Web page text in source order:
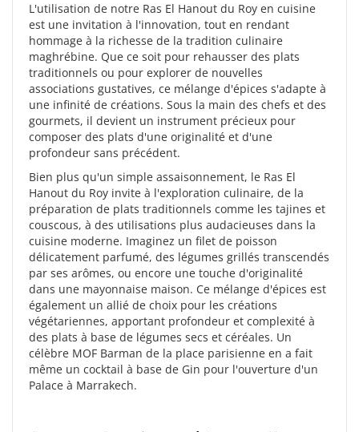
L'utilisation de notre Ras El Hanout du Roy en cuisine
est une invitation à l'innovation, tout en rendant
hommage à la richesse de la tradition culinaire
maghrébine. Que ce soit pour rehausser des plats
traditionnels ou pour explorer de nouvelles
associations gustatives, ce mélange d'épices s'adapte à
une infinité de créations. Sous la main des chefs et des
gourmets, il devient un instrument précieux pour
composer des plats d'une originalité et d'une
profondeur sans précédent.
Bien plus qu'un simple assaisonnement, le Ras El
Hanout du Roy invite à l'exploration culinaire, de la
préparation de plats traditionnels comme les tajines et
couscous, à des utilisations plus audacieuses dans la
cuisine moderne. Imaginez un filet de poisson
délicatement parfumé, des légumes grillés transcendés
par ses arômes, ou encore une touche d'originalité
dans une mayonnaise maison. Ce mélange d'épices est
également un allié de choix pour les créations
végétariennes, apportant profondeur et complexité à
des plats à base de légumes secs et céréales. Un
célèbre MOF Barman de la place parisienne en a fait
même un cocktail à base de Gin pour l'ouverture d'un
Palace à Marrakech.